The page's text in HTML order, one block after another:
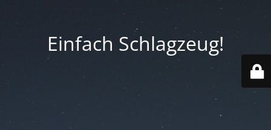
Einfach Schlagzeug!